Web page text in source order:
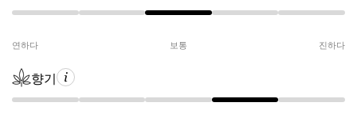
연하다 보통 진하다
향기